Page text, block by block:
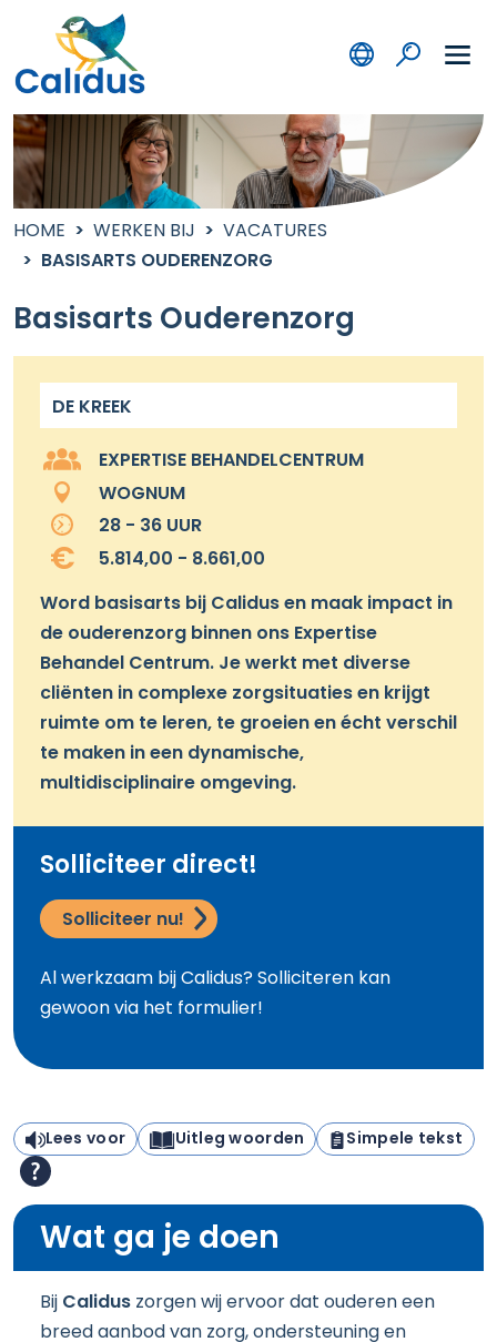
HOME WERKEN BIJ
VACATURES
BASISARTS OUDERENZORG
Basisarts Ouderenzorg
DE KREEK
EXPERTISE BEHANDELCENTRUM
WOGNUM
28 - 36 UUR
5.814,00 - 8.661,00
Word basisarts bij Calidus en maak impact in
de ouderenzorg binnen ons Expertise
Behandel Centrum. Je werkt met diverse
cliënten in complexe zorgsituaties en krijgt
ruimte om te leren, te groeien en écht verschil
te maken in een dynamische,
multidisciplinaire omgeving.
Solliciteer direct!
Solliciteer nu!
Al werkzaam bij Calidus? Solliciteren kan
gewoon via het formulier!
Lees voor Uitleg woorden Simpele tekst
Wat ga je doen
Bij Calidus zorgen wij ervoor dat ouderen een
breed aanbod van zorg, ondersteuning en